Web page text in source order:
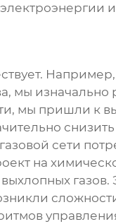
мы
мы пришли к
снизить
сети
на
газов.